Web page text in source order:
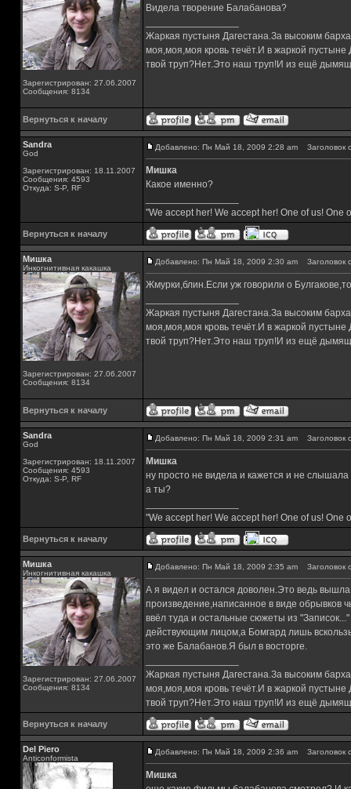
Зарегистрирован: 27.06.2007
Сообщения: 8134
Видела творение Балабанова?
Жаркая пустыня Дагестана.За высоким
моя,моя,моя кровь течёт.И в жаркой
твой труп?Нет.Это наш труп!И из ещё
Вернуться к началу
Sandra
God
Зарегистрирован: 18.11.2007
Сообщения: 4593
Откуда: S-P, RF
Добавлено: Пн Май 18, 2009 2:28 am Заголовок
Мишка
Какое именно?
"We accept her! We accept her! One of us!
Вернуться к началу
Мишка
Инкогнитивная какашка
Зарегистрирован: 27.06.2007
Сообщения: 8134
Добавлено: Пн Май 18, 2009 2:30 am Заголовок
Жмурки,блин.Если уж говорили о
Жаркая пустыня Дагестана.За высоким
моя,моя,моя кровь течёт.И в жаркой
твой труп?Нет.Это наш труп!И из ещё
Вернуться к началу
Sandra
God
Зарегистрирован: 18.11.2007
Сообщения: 4593
Откуда: S-P, RF
Добавлено: Пн Май 18, 2009 2:31 am Заголовок
Мишка
ну просто не видела и кажется и не
а ты?
"We accept her! We accept her! One of us!
Вернуться к началу
Мишка
Инкогнитивная какашка
Зарегистрирован: 27.06.2007
Сообщения: 8134
Добавлено: Пн Май 18, 2009 2:35 am Заголовок
А я видел и остался доволен.Это ведь вышла
произведение,написанное в виде обрывков
ввёл туда и остальные сюжеты из
действующим лицом,а Бомгард лишь
это же Балабанов.Я был в восторге.
Жаркая пустыня Дагестана.За высоким
моя,моя,моя кровь течёт.И в жаркой
твой труп?Нет.Это наш труп!И из ещё
Вернуться к началу
Del Piero
Аnticonformista
Добавлено: Пн Май 18, 2009 2:36 am Заголовок
Мишка